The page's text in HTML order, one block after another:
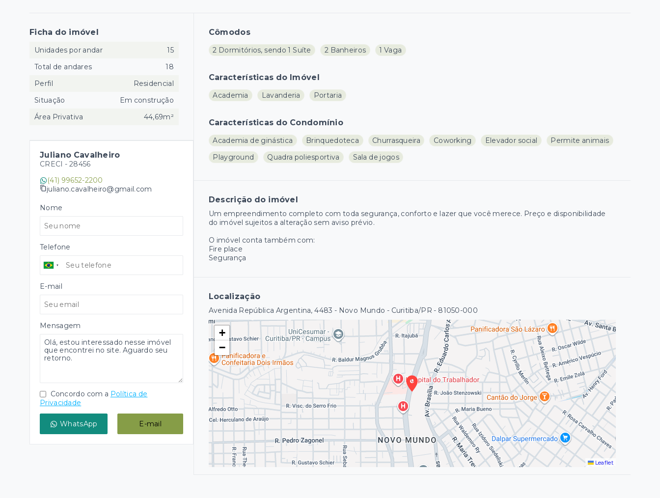
Cômodos
2 Dormitórios, sendo 1 Suíte 2 Banheiros 1 Vaga
Características do Imóvel
Academia Lavanderia Portaria
Características do Condomínio
Academia de ginástica Brinquedoteca Churrasqueira Coworking Elevador social
Permite animais
Playground
Quadra poliesportiva Sala de jogos
Descrição do imóvel
Um empreendimento completo com toda segurança, conforto e lazer que você merece. Preço e disponibilidade
do imóvel sujeitos a alteração sem aviso prévio.
O imóvel conta também com:
Fire place
Segurança
Localização
Avenida República Argentina, 4483 - Novo Mundo - Curitiba/PR - 81050-000
+
−
Leaflet
Ficha do imóvel
Unidades por andar
15
Total de andares
18
Perfil
Residencial
Situação
Em construção
Área Privativa
44,69m²
Juliano Cavalheiro
CRECI - 28456
(41) 99652-2200
juliano.cavalheiro@gmail.com
Nome
Telefone
E-mail
Mensagem
Concordo com a Política de
Privacidade
WhatsApp E-mail